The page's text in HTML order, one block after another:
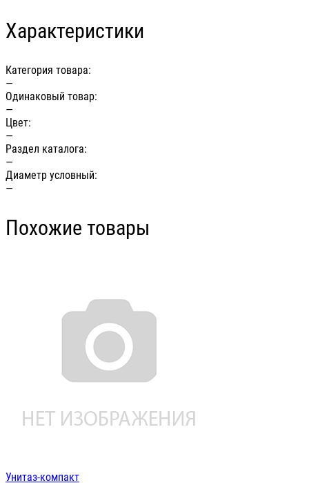
Характеристики
Категория товара:
—
Одинаковый товар:
—
Цвет:
—
Раздел каталога:
—
Диаметр условный:
—
Похожие товары
Унитаз-компакт